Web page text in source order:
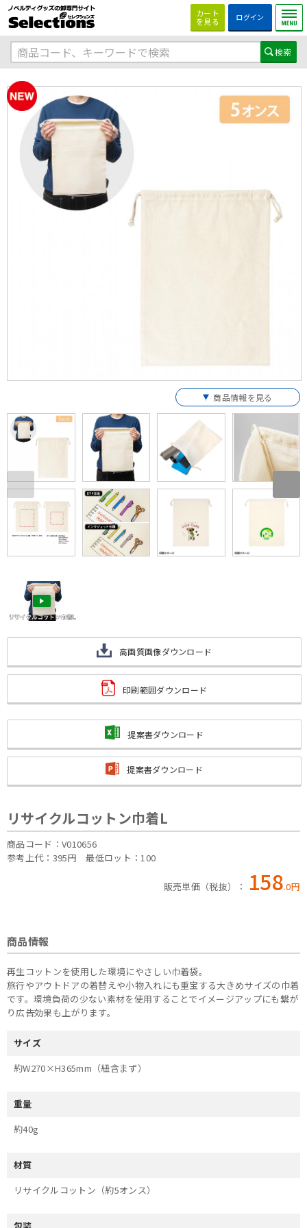
カート
を見る ログイン
商品情報を見る
高画質画像ダウンロード
印刷範囲ダウンロード
提案書ダウンロード
提案書ダウンロード
リサイクルコットン巾着L
商品コード：V010656
参考上代：395円最低ロット：100
販売単価（税抜）： 158.0円
商品情報
再生コットンを使用した環境にやさしい巾着袋。
旅行やアウトドアの着替えや小物入れにも重宝する大きめサイズの巾着
です。環境負荷の少ない素材を使用することでイメージアップにも繋が
り広告効果も上がります。
サイズ
約W270×H365mm（紐含まず）
重量
約40g
材質
リサイクルコットン（約5オンス）